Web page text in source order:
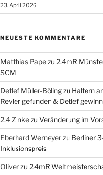
23. April 2026
NEUESTE KOMMENTARE
Matthias Papezu 2.4mR
SCM
Detlef Müller-Bölingzu Haltern
Revier gefunden & Detlef
2.4 Zinkezu Veränderung im
Eberhard Werneyerzu Berliner
Inklusionspreis
Oliverzu 2.4mR